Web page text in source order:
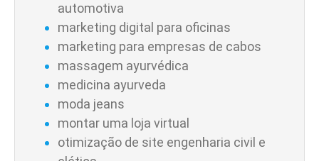
automotiva
marketing digital para oficinas
marketing para empresas de cabos
massagem ayurvédica
medicina ayurveda
moda jeans
montar uma loja virtual
otimização de site engenharia civil e